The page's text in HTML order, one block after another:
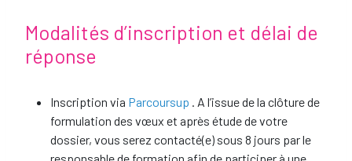
Modalités d’inscription et délai de
réponse
Inscription via Parcoursup . A l’issue de la clôture de
formulation des vœux et après étude de votre
dossier, vous serez contacté(e) sous 8 jours par le